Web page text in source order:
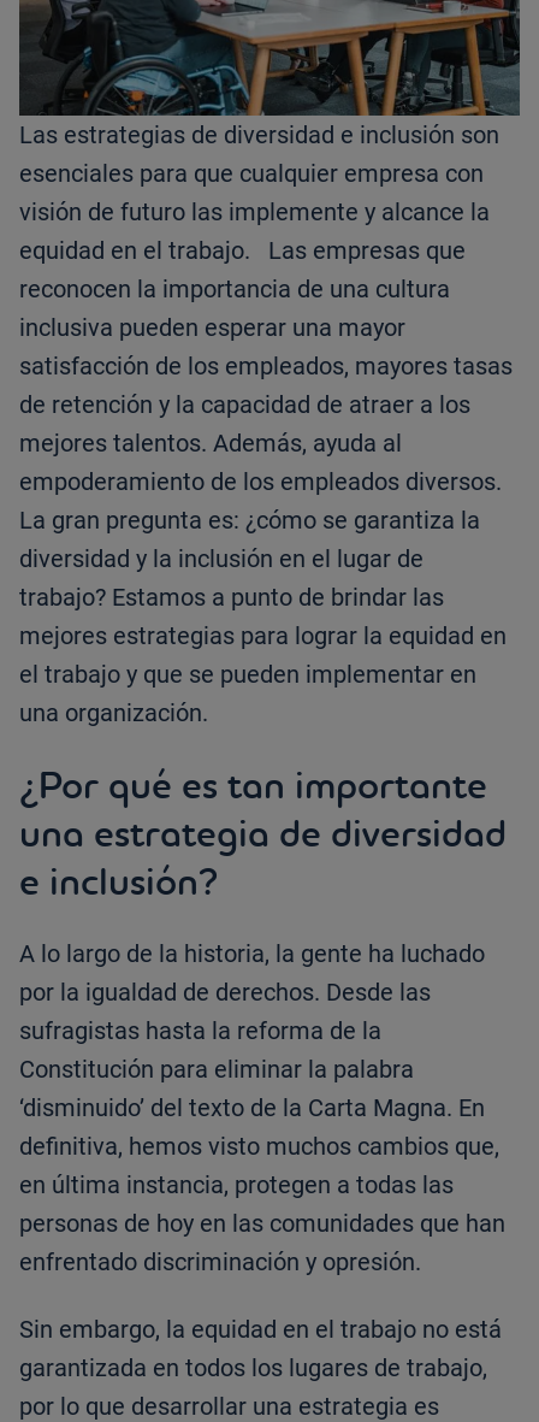
Las estrategias de diversidad e inclusión son
esenciales para que cualquier empresa con
visión de futuro las implemente y alcance la
equidad en el trabajo. Las empresas que
reconocen la importancia de una cultura
inclusiva pueden esperar una mayor
satisfacción de los empleados, mayores tasas
de retención y la capacidad de atraer a los
mejores talentos. Además, ayuda al
empoderamiento de los empleados diversos.
La gran pregunta es: ¿cómo se garantiza la
diversidad y la inclusión en el lugar de
trabajo? Estamos a punto de brindar las
mejores estrategias para lograr la equidad en
el trabajo y que se pueden implementar en
una organización.
¿Por qué es tan importante
una estrategia de diversidad
e inclusión?
A lo largo de la historia, la gente ha luchado
por la igualdad de derechos. Desde las
sufragistas hasta la reforma de la
Constitución para eliminar la palabra
‘disminuido’ del texto de la Carta Magna. En
definitiva, hemos visto muchos cambios que,
en última instancia, protegen a todas las
personas de hoy en las comunidades que han
enfrentado discriminación y opresión.
Sin embargo, la equidad en el trabajo no está
garantizada en todos los lugares de trabajo,
por lo que desarrollar una estrategia es